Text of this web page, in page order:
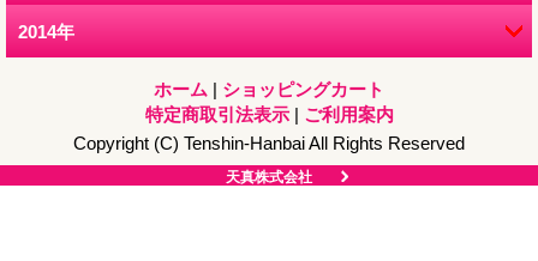
2014年
ホーム | ショッピングカート
特定商取引法表示 | ご利用案内
Copyright (C) Tenshin-Hanbai All Rights Reserved
天真株式会社